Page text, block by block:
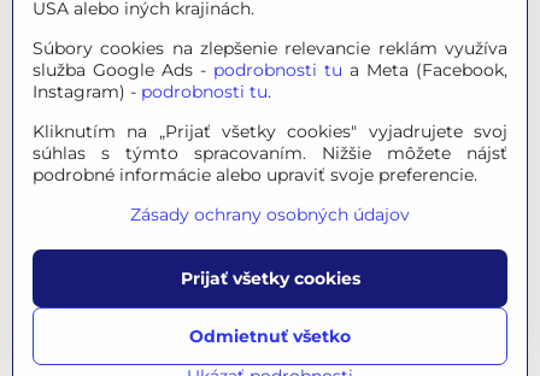
Tipy na darčeky
Poradňa - Ako si vybrať
© 2026 OPTINO s.r.o., všetky práva vyhradené. Všetky logá a
vlastníka.
Mapa stránok|Právne informácie|Ochrana osobných
údajov|Nastavenie súkromia
spoločnosťou Google, platiaPravidlá ochrany osobných
údajovaZmluvné podmienky.
USA alebo iných krajinách.
Súbory cookies na zlepšenie relevancie reklám využíva
služba Google Ads - podrobnosti tu a Meta (Facebook,
Instagram) - podrobnosti tu.
Kliknutím na „Prijať všetky cookies" vyjadrujete svoj
súhlas s týmto spracovaním. Nižšie môžete nájsť
podrobné informácie alebo upraviť svoje preferencie.
Zásady ochrany osobných údajov
Prijať všetky cookies
Odmietnuť všetko